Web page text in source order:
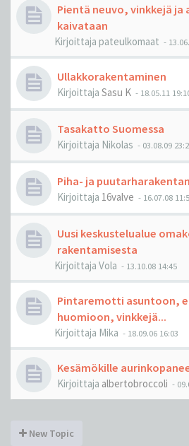
Pientä neuvo, vinkkejä ja
kaivataan
Kirjoittaja pateulkomaat -
Ullakkorakentaminen
Kirjoittaja Sasu K - 18.05.11
Tasakatto Suomessa
Kirjoittaja Nikolas - 03.08.09
Piha- ja
Kirjoittaja 16valve - 16.07.08
Uusi keskustelualue
rakentamisesta
Kirjoittaja Vola - 13.10.08 14:45
Pintaremotti asuntoon,
huomioon, vinkkejä...
Kirjoittaja Mika - 18.09.06 16:03
Kesämökille
Kirjoittaja albertobroccoli -
New Topic